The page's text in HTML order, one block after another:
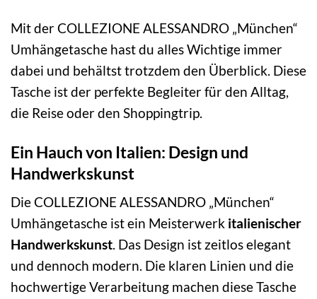
Mit der COLLEZIONE ALESSANDRO „München“
Umhängetasche hast du alles Wichtige immer
dabei und behältst trotzdem den Überblick. Diese
Tasche ist der perfekte Begleiter für den Alltag,
die Reise oder den Shoppingtrip.
Ein Hauch von Italien: Design und
Handwerkskunst
Die COLLEZIONE ALESSANDRO „München“
Umhängetasche ist ein Meisterwerk italienischer
Handwerkskunst. Das Design ist zeitlos elegant
und dennoch modern. Die klaren Linien und die
hochwertige Verarbeitung machen diese Tasche